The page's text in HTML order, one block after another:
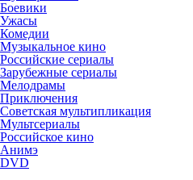
Боевики
Ужасы
Комедии
Музыкальное кино
Российские сериалы
Зарубежные сериалы
Мелодрамы
Приключения
Советская мультипликация
Мультсериалы
Российское кино
Анимэ
DVD